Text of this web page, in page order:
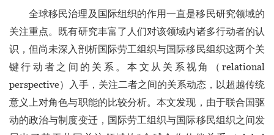
全球移民治理及国际组织的作用一直是移民研究领域的
关注重点。既有研究丰富了人们对该领域内诸多行动者的认
识，但尚未深入剖析国际劳工组织与国际移民组织这两个关
键行动者之间的关系。本文从关系视角（relational
perspective）入手，关注二者之间的关系动态，以超越传统
意义上对角色与职能的比较分析。本文发现，由于联合国驱
动的政治与制度变迁，国际劳工组织与国际移民组织之间发